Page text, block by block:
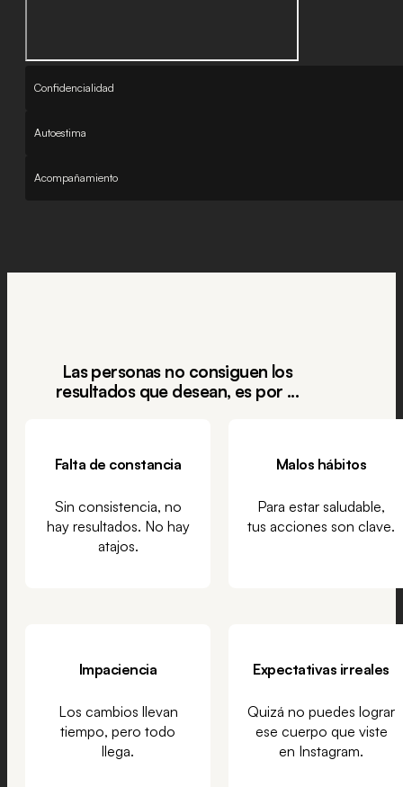
Confidencialidad
Autoestima
Acompañamiento
Las personas no consiguen los
resultados que desean, es por ...
Falta de constancia
Sin consistencia, no
hay resultados. No hay
atajos.
Malos hábitos
Para estar saludable,
tus acciones son clave.
Impaciencia
Los cambios llevan
tiempo, pero todo
llega.
Expectativas irreales
Quizá no puedes lograr
ese cuerpo que viste
en Instagram.